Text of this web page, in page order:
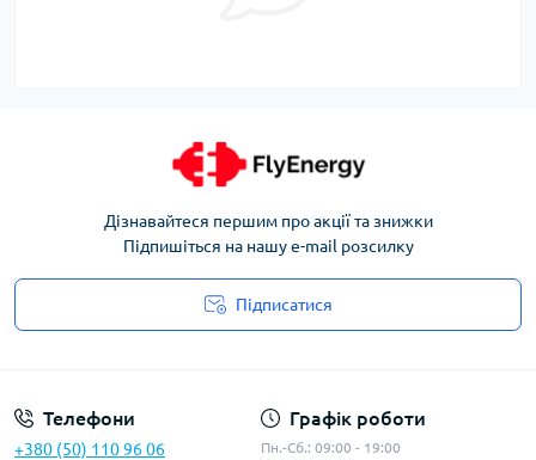
Дізнавайтеся першим про акції та знижки
Підпишіться на нашу e-mail розсилку
Підписатися
Телефони
+380 (50) 110 96 06
Графік роботи
Пн.-Сб.: 09:00 - 19:00